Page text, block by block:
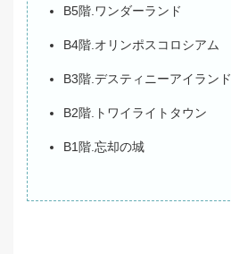
B5階.ワンダーランド
B4階.オリンポスコロシアム
B3階.デスティニーアイランド
B2階.トワイライトタウン
B1階.忘却の城